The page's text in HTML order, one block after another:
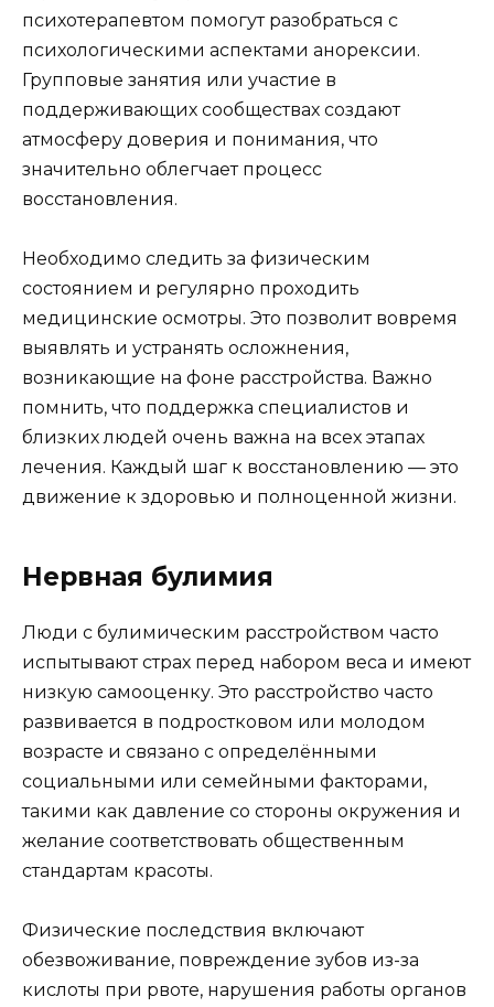
психотерапевтом помогут разобраться с
психологическими аспектами анорексии.
Групповые занятия или участие в
поддерживающих сообществах создают
атмосферу доверия и понимания, что
значительно облегчает процесс
восстановления.
Необходимо следить за физическим
состоянием и регулярно проходить
медицинские осмотры. Это позволит вовремя
выявлять и устранять осложнения,
возникающие на фоне расстройства. Важно
помнить, что поддержка специалистов и
близких людей очень важна на всех этапах
лечения. Каждый шаг к восстановлению — это
движение к здоровью и полноценной жизни.
Нервная булимия
Люди с булимическим расстройством часто
испытывают страх перед набором веса и имеют
низкую самооценку. Это расстройство часто
развивается в подростковом или молодом
возрасте и связано с определёнными
социальными или семейными факторами,
такими как давление со стороны окружения и
желание соответствовать общественным
стандартам красоты.
Физические последствия включают
обезвоживание, повреждение зубов из-за
кислоты при рвоте, нарушения работы органов